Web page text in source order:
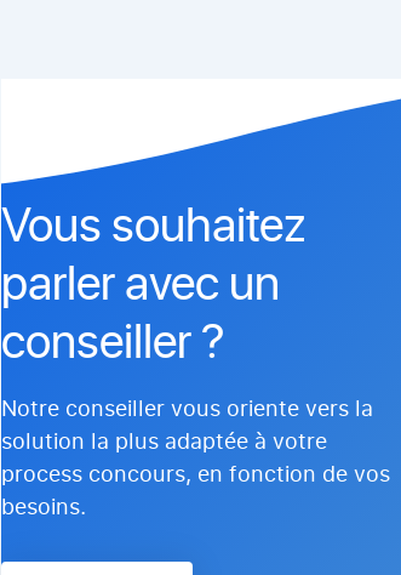
Vous souhaitez
parler avec un
conseiller ?
Notre conseiller vous oriente vers la
solution la plus adaptée à votre
process concours, en fonction de vos
besoins.​